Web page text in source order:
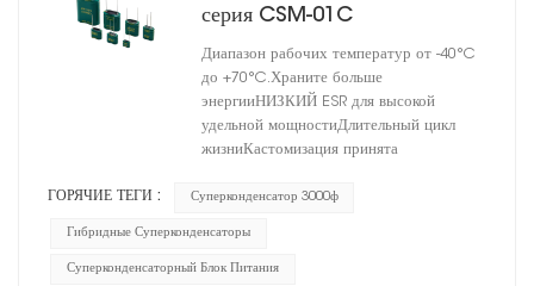
серия CSM-01C
Диапазон рабочих температур от -40°C
до +70°C.Храните больше
энергииНИЗКИЙ ESR для высокой
удельной мощностиДлительный цикл
жизниКастомизация принята
ГОРЯЧИЕ ТЕГИ : Суперконденсатор 3000ф
Гибридные Суперконденсаторы
Суперконденсаторный Блок Питания